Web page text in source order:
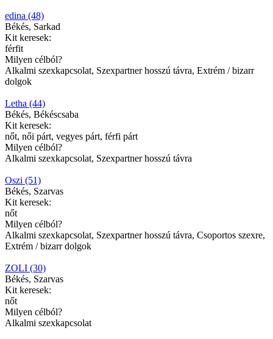
edina (48)
Békés, Sarkad
Kit keresek:
férfit
Milyen célból?
Alkalmi szexkapcsolat, Szexpartner hosszú távra, Extrém / bizarr
dolgok
Letha (44)
Békés, Békéscsaba
Kit keresek:
nőt, női párt, vegyes párt, férfi párt
Milyen célból?
Alkalmi szexkapcsolat, Szexpartner hosszú távra
Oszi (51)
Békés, Szarvas
Kit keresek:
nőt
Milyen célból?
Alkalmi szexkapcsolat, Szexpartner hosszú távra, Csoportos szexre,
Extrém / bizarr dolgok
ZOLI (30)
Békés, Szarvas
Kit keresek:
nőt
Milyen célból?
Alkalmi szexkapcsolat